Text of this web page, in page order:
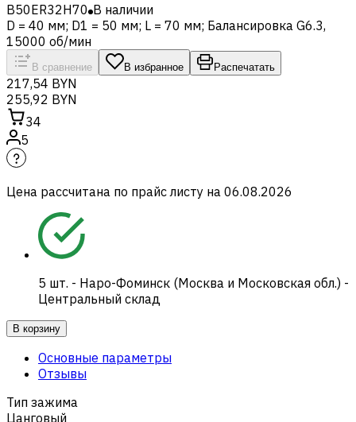
B50ER32H70 В наличии
D = 40 мм; D1 = 50 мм; L = 70 мм; Балансировка G6.3,
15000 об/мин
В сравнение В избранное Распечатать
217,54 BYN
255,92 BYN
34
5
Цена рассчитана по прайс листу на 06.08.2026
5 шт. - Наро-Фоминск (Москва и Московская обл.) -
Центральный склад
В корзину
Основные параметры
Отзывы
Тип зажима
Цанговый